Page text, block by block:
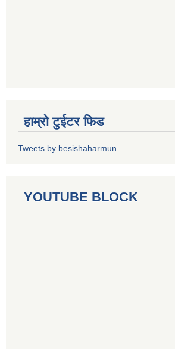
हाम्रो टुईटर फिड
Tweets by besishaharmun
YOUTUBE BLOCK